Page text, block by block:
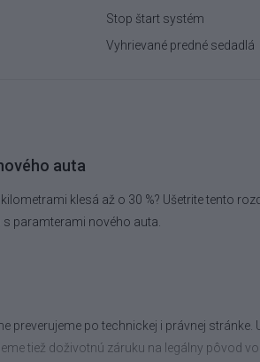
Stop štart systém
Vyhrievané predné sedadlá
auta
klesá až o 30 %? Ušetrite tento
paramterami nového auta.
preverujeme po technickej i právnej
tiež doživotnú záruku na legálny pôvod